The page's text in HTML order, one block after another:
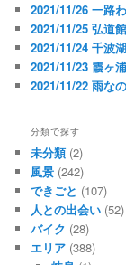
2021/11/26 一路
2021/11/25 弘道
2021/11/24 千波
2021/11/23 霞ヶ
2021/11/22 雨な
分類で探す
未分類(2)
風景 (242)
できごと (107)
人との出会い (52)
バイク (28)
エリア (388)